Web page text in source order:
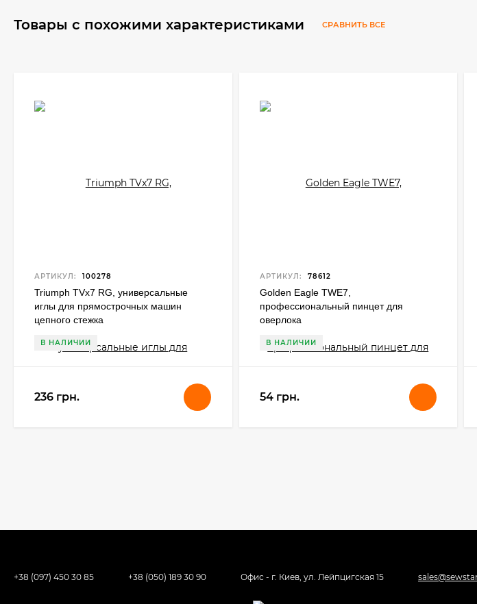
Товары с похожими характеристиками СРАВНИТЬ ВСЕ
АРТИКУЛ: 100278
Triumph TVx7 RG, универсальные
иглы для прямострочных машин
цепного стежка
В НАЛИЧИИ
236 грн.
АРТИКУЛ: 78612
Golden Eagle TWE7,
профессиональный пинцет для
оверлока
В НАЛИЧИИ
54 грн.
+38 (097) 450 30 85 +38 (050) 189 30 90 Офис - г. Киев, ул. Лейпцигская 15